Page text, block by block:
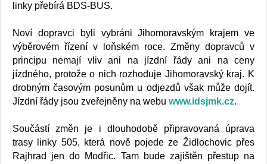
linky přebírá BDS-BUS.
Noví dopravci byli vybráni Jihomoravským krajem ve
výběrovém řízení v loňském roce. Změny dopravců v
principu nemají vliv ani na jízdní řády ani na ceny
jízdného, protože o nich rozhoduje Jihomoravský kraj. K
drobným časovým posunům u odjezdů však může dojít.
Jízdní řády jsou zveřejněny na webu www.idsjmk.cz.
Součástí změn je i dlouhodobě připravovaná úprava
trasy linky 505, která nově pojede ze Židlochovic přes
Rajhrad jen do Modřic. Tam bude zajištěn přestup na